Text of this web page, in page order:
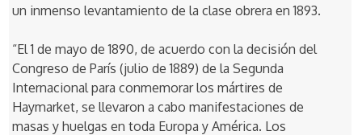
un inmenso levantamiento de la clase obrera en 1893.
“El 1 de mayo de 1890, de acuerdo con la decisión del
Congreso de París (julio de 1889) de la Segunda
Internacional para conmemorar los mártires de
Haymarket, se llevaron a cabo manifestaciones de
masas y huelgas en toda Europa y América. Los